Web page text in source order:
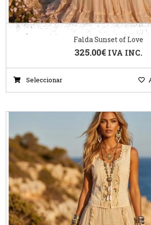
Falda Sunset of Love
325.00€ IVA INC.
Seleccionar